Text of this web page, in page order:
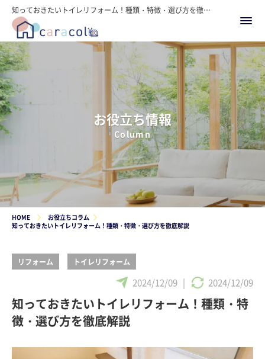
知っておきたいトイレリフォーム！種類・特徴・選び方を徹底解説
お役立ち情報
Column
HOME
お役立ちコラム
知っておきたいトイレリフォーム！種類・特徴・選び方を徹底解説
リフォーム トイレリフォーム
2024/12/09 | 2024/12/09
知っておきたいトイレリフォーム！種類・特
徴・選び方を徹底解説